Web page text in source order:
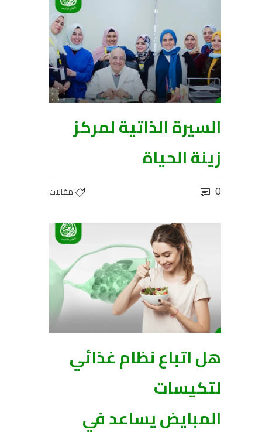
السيرة الذاتية لمركز
زينة الحياة
مقالات 0
هل اتباع نظام غذائي
لتكيسات
المبايض يساعد في